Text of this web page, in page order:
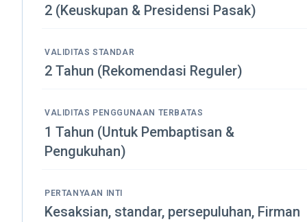
2 (Keuskupan & Presidensi Pasak)
VALIDITAS STANDAR
2 Tahun (Rekomendasi Reguler)
VALIDITAS PENGGUNAAN TERBATAS
1 Tahun (Untuk Pembaptisan &
Pengukuhan)
PERTANYAAN INTI
Kesaksian, standar, persepuluhan, Firman